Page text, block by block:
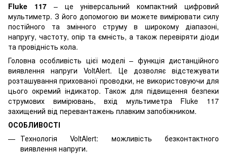
Fluke 117– це універсальний компактний цифровий
мультиметр. З його допомогою ви можете вимірювати силу
постійного та змінного струму в широкому діапазоні,
напругу, частоту, опір та ємність, а також перевіряти діоди
та провідність кола.
Головна особливість цієї моделі – функція дистанційного
виявлення напруги VoltAlert. Це дозволяє відстежувати
розташування прихованої проводки, не використовуючи для
цього окремий індикатор. Також для підвищення безпеки
струмових вимірювань, вхід мультиметра Fluke 117
захищений від перевантажень плавким запобіжником.
ОСОБЛИВОСТІ
Технологія VoltAlert: можливість безконтактного
виявлення напруги.